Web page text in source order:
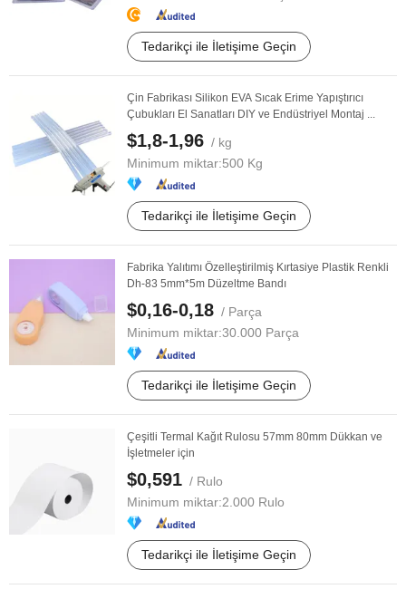
Tedarikçi ile İletişime Geçin
Çin Fabrikası Silikon EVA Sıcak Erime Yapıştırıcı
Çubukları El Sanatları DIY ve Endüstriyel Montaj ...
$1,8-1,96 / kg
Minimum miktar:500 Kg
Tedarikçi ile İletişime Geçin
Fabrika Yalıtımı Özelleştirilmiş Kırtasiye Plastik Renkli
Dh-83 5mm*5m Düzeltme Bandı
$0,16-0,18 / Parça
Minimum miktar:30.000 Parça
Tedarikçi ile İletişime Geçin
Çeşitli Termal Kağıt Rulosu 57mm 80mm Dükkan ve
İşletmeler için
$0,591 / Rulo
Minimum miktar:2.000 Rulo
Tedarikçi ile İletişime Geçin